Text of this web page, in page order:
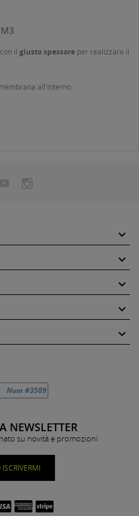
con il giusto spessore per realizzare il
all'interno.





NEWSLETTER
su novità e promozioni